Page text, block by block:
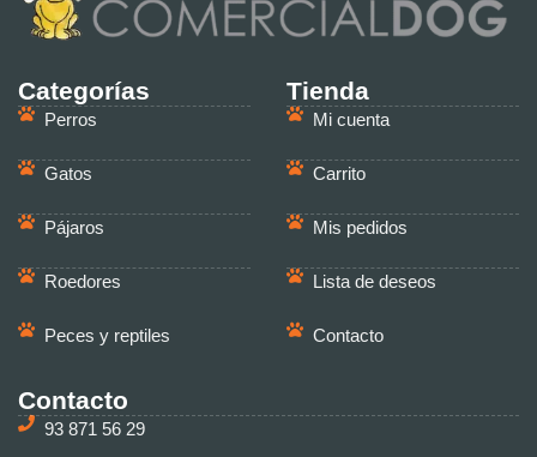
Categorías
Perros
Gatos
Pájaros
Roedores
Peces y reptiles
Tienda
Mi cuenta
Carrito
Mis pedidos
Lista de deseos
Contacto
Contacto
93 871 56 29